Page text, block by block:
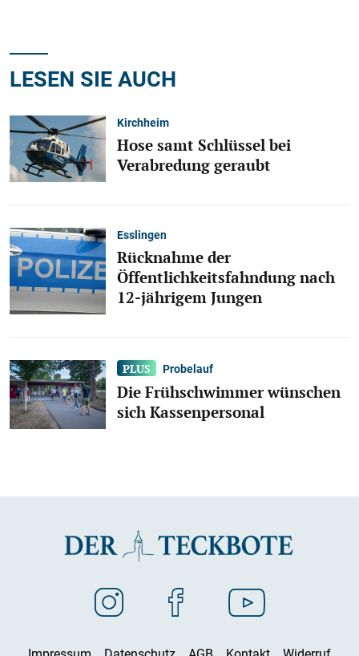
LESEN SIE AUCH
Kirchheim
Hose samt Schlüssel bei
Verabredung geraubt
Esslingen
Rücknahme der
Öffentlichkeitsfahndung nach
12-jährigem Jungen
Probelauf
Die Frühschwimmer wünschen
sich Kassenpersonal